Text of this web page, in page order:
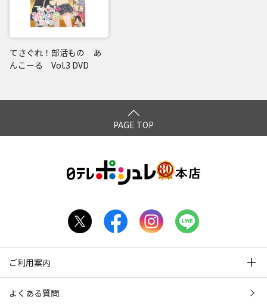
てさぐれ！部活もの あ
んこーる Vol.3 DVD
PAGE TOP
ご利用案内
よくある質問